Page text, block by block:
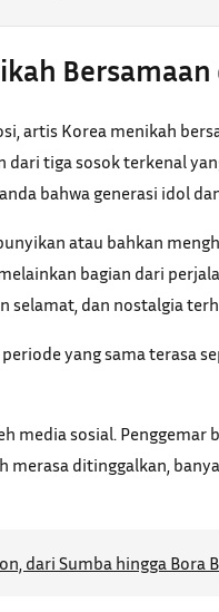
artis Korea menikah
tiga sosok terkenal
bahwa generasi idol
atau bahkan
bagian dari
dan nostalgia
yang sama
media sosial.
merasa ditinggalkan,
dari Sumba hingga Bora